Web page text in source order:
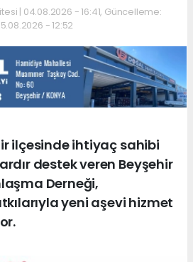
| 04.08.2026 - 16:41, Güncelleme:
- 12:52
ilçesinde ihtiyaç sahibi
destek veren Beyşehir
Derneği,
yeni aşevi hizmet